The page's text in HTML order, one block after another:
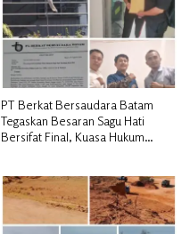
PT Berkat Bersaudara Batam
Tegaskan Besaran Sagu Hati
Bersifat Final, Kuasa Hukum